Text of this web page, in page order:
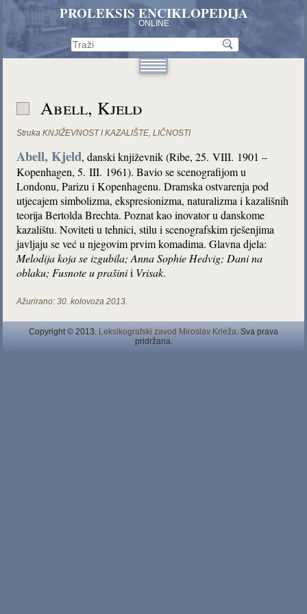
PROLEKSIS ENCIKLOPEDIJA
ONLINE
Abell, Kjeld
Struka KNJIŽEVNOST I KAZALIŠTE,LIČNOSTI
Abell, Kjeld, danski književnik (Ribe, 25. VIII. 1901 –
Kopenhagen, 5. III. 1961). Bavio se scenografijom u
Londonu, Parizu i Kopenhagenu. Dramska ostvarenja pod
utjecajem simbolizma, ekspresionizma, naturalizma i kazališnih
teorija Bertolda Brechta. Poznat kao inovator u danskome
kazalištu. Noviteti u tehnici, stilu i scenografskim rješenjima
javljaju se već u njegovim prvim komadima. Glavna djela:
Melodija koja se izgubila; Anna Sophie Hedvig; Dani na
oblaku; Fusnote u prašinii Vrisak.
Ažurirano: 30. kolovoza 2013.
Copyright © 2013. Leksikografski zavod Miroslav Krleža. Sva prava
pridržana.